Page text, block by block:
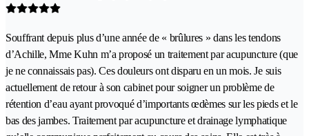
Souffrant depuis plus d’une année de « brûlures » dans les tendons
d’Achille, Mme Kuhn m’a proposé un traitement par acupuncture (que
je ne connaissais pas). Ces douleurs ont disparu en un mois. Je suis
actuellement de retour à son cabinet pour soigner un problème de
rétention d’eau ayant provoqué d’importants œdèmes sur les pieds et le
bas des jambes. Traitement par acupuncture et drainage lymphatique